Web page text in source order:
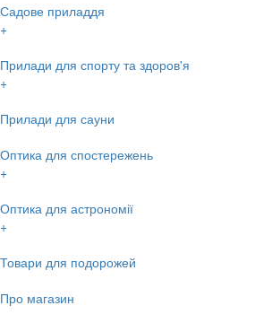
Садове приладдя
+
Прилади для спорту та здоров'я
+
Прилади для сауни
Оптика для спостережень
+
Оптика для астрономії
+
Товари для подорожей
Про магазин